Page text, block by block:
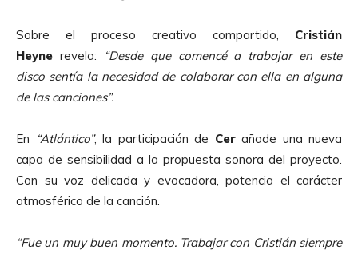
Sobre el proceso creativo compartido, Cristián
Heyne revela:
“Desde que comencé a trabajar en este
disco sentía la necesidad de colaborar con ella en alguna
de las canciones”.
En “Atlántico”, la participación de Cerañade una nueva
capa de sensibilidad a la propuesta sonora del proyecto.
Con su voz delicada y evocadora, potencia el carácter
atmosférico de la canción.
“Fue un muy buen momento. Trabajar con Cristián siempre